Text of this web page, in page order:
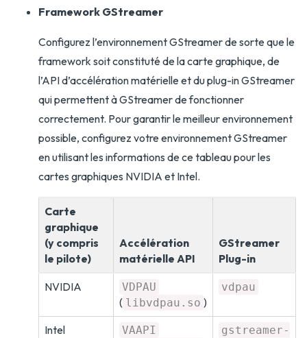
Framework GStreamer
Configurez l’environnement GStreamer de sorte que le
framework soit constituté de la carte graphique, de
l’API d’accélération matérielle et du plug-in GStreamer
qui permettent à GStreamer de fonctionner
correctement. Pour garantir le meilleur environnement
possible, configurez votre environnement GStreamer
en utilisant les informations de ce tableau pour les
cartes graphiques NVIDIA et Intel.
Carte
graphique
(y compris
le pilote)
Accélération
matérielle API
GStreamer
Plug-in
NVIDIA VDPAU
( libvdpau.so )
vdpau
Intel VAAPI
gstreamer-